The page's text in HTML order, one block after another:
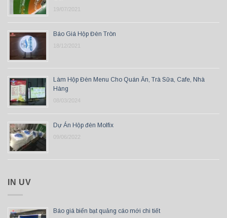
19/07/2021
Báo Giá Hộp Đèn Tròn
18/12/2021
Làm Hộp Đèn Menu Cho Quán Ăn, Trà Sữa, Cafe, Nhà
Hàng
08/03/2024
Dự Án Hộp đèn Molfix
09/06/2022
IN UV
Báo giá biển bạt quảng cáo mới chi tiết